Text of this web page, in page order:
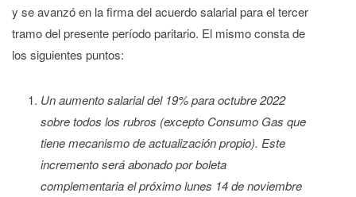
y se avanzó en la firma del acuerdo salarial para el tercer
tramo del presente período paritario. El mismo consta de
los siguientes puntos:
Un aumento salarial del 19% para octubre 2022
sobre todos los rubros (excepto Consumo Gas que
tiene mecanismo de actualización propio). Este
incremento será abonado por boleta
complementaria el próximo lunes 14 de noviembre